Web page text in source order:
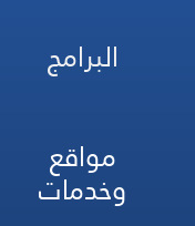
البرامج
مواقع
وخدمات